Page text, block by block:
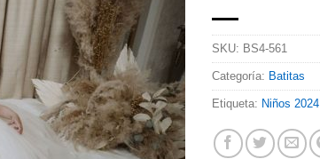
SKU: BS4-561
Categoría: Batitas
Etiqueta: Niños 2024